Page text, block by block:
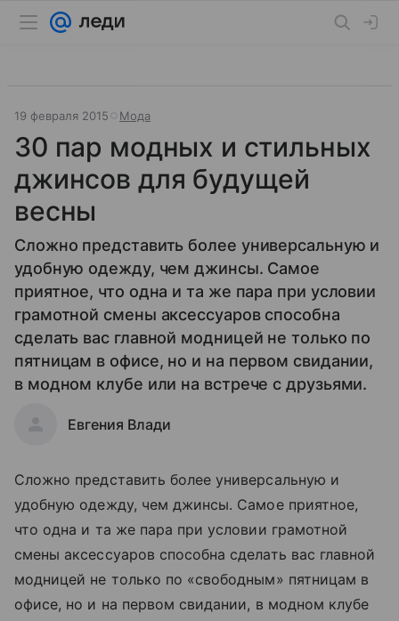
19 февраля 2015 Мода
30 пар модных и стильных
джинсов для будущей
весны
Сложно представить более универсальную и
удобную одежду, чем джинсы. Самое
приятное, что одна и та же пара при условии
грамотной смены аксессуаров способна
сделать вас главной модницей не только по
пятницам в офисе, но и на первом свидании,
в модном клубе или на встрече с друзьями.
Евгения Влади
Сложно представить более универсальную и
удобную одежду, чем джинсы. Самое приятное,
что одна и та же пара при условии грамотной
смены аксессуаров способна сделать вас главной
модницей не только по «свободным» пятницам в
офисе, но и на первом свидании, в модном клубе